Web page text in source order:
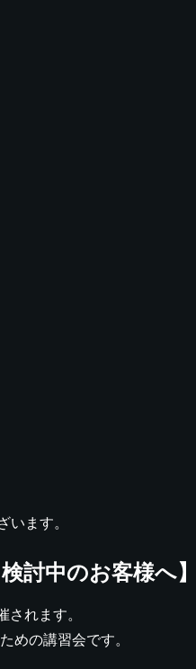
豊明ICより40分
ます。
討中のお客様へ】
されます。
の講習会です。